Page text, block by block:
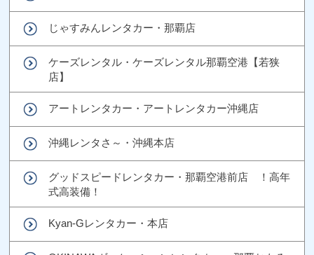
じゃすみんレンタカー・那覇店
ケーズレンタル・ケーズレンタル那覇空港【若狭
店】
アートレンタカー・アートレンタカー沖縄店
沖縄レンタさ～・沖縄本店
グッドスピードレンタカー・那覇空港前店 ！高年
式高装備！
Kyan-Gレンタカー・本店